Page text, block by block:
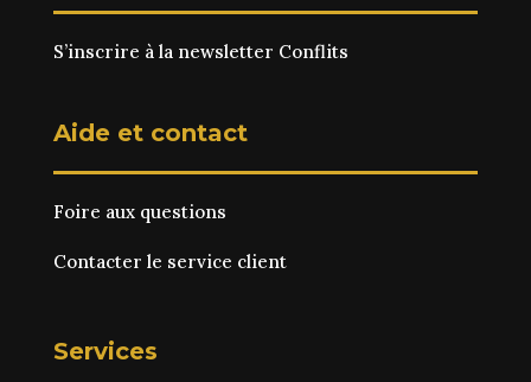
S’inscrire à la newsletter Conflits
Aide et contact
Foire aux questions
Contacter le service client
Services